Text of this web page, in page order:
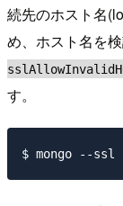
続先のホスト名
め、ホスト名を
す。